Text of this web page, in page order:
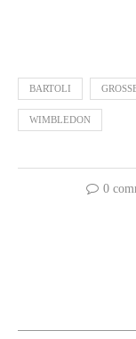
BARTOLI
WIMBLEDON
0